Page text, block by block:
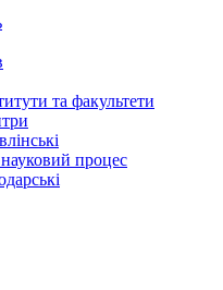
та факультети
процес